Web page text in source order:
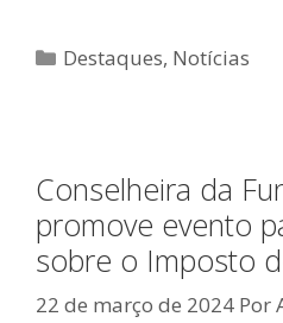
Categorias
Destaques, Notícias
Conselheira da
promove evento
sobre o Imposto
22 de março de 2024 Por